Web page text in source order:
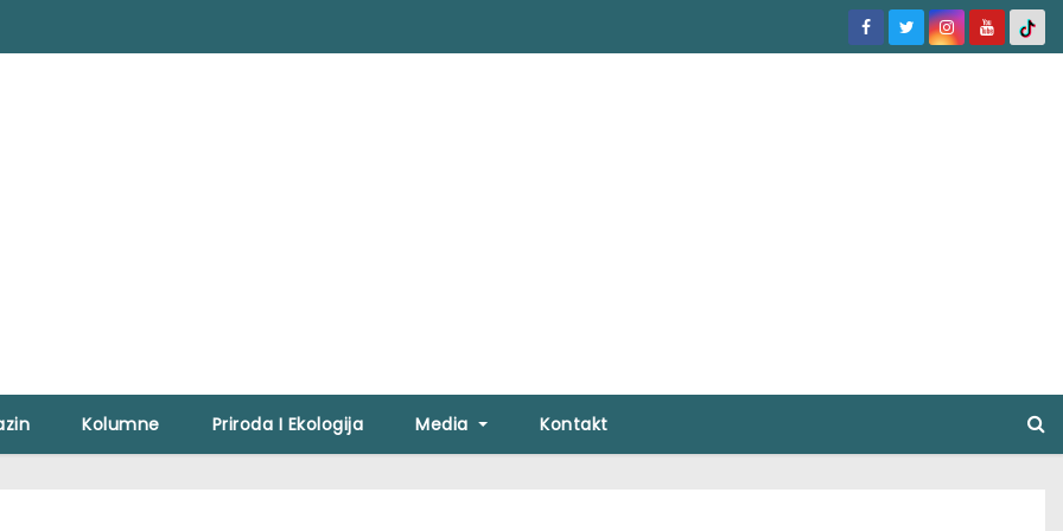
Kolumne Priroda I Ekologija Media Kontakt